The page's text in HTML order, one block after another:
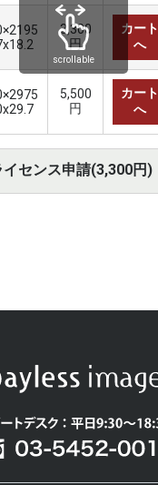
3,300
円
カート
へ
5,500
円
カート
へ
センス申請(3,300円)
scrollable